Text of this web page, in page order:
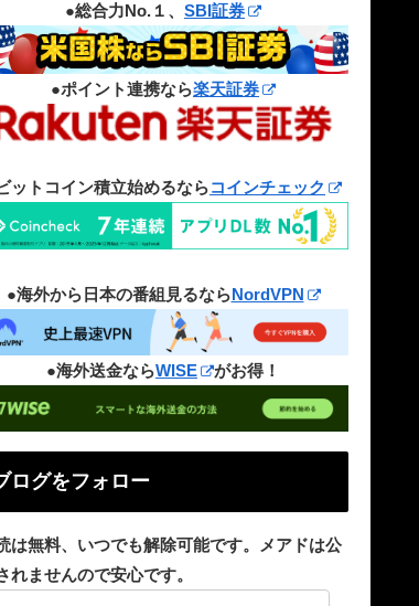
●総合力No.１、 SBI証券
●ポイント連携なら楽天証券
ットコイン積立始めるならコインチェック
●海外から日本の番組見るならNordVPN
●海外送金ならWISE がお得！
ログをフォロー
は無料、いつでも解除可能です。メアドは公
れませんので安心です。